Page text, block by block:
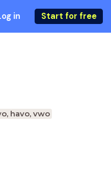
in Start for free
havo, vwo